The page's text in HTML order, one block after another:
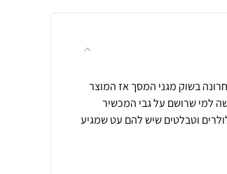
בשוק מגני המסך אז המוצר
למי שרושם על גבי המכשיר
וטבלטים שיש להם עט שמגיע